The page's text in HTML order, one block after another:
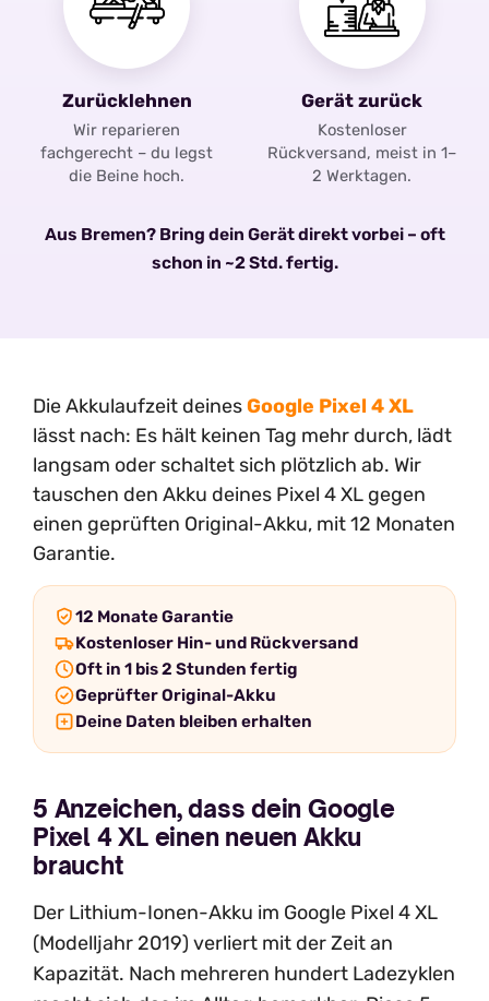
Zurücklehnen
Wir reparieren
fachgerecht – du legst
die Beine hoch.
Gerät zurück
Kostenloser
Rückversand, meist in 1–
2 Werktagen.
Aus Bremen? Bring dein Gerät direkt vorbei – oft
schon in ~2 Std. fertig.
Die Akkulaufzeit deinesGoogle Pixel 4 XL
lässt nach: Es hält keinen Tag mehr durch, lädt
langsam oder schaltet sich plötzlich ab. Wir
tauschen den Akku deines Pixel 4 XL gegen
einen geprüften Original-Akku, mit 12 Monaten
Garantie.
12 Monate Garantie
Kostenloser Hin- und Rückversand
Oft in 1 bis 2 Stunden fertig
Geprüfter Original-Akku
Deine Daten bleiben erhalten
5 Anzeichen, dass dein Google
Pixel 4 XL einen neuen Akku
braucht
Der Lithium-Ionen-Akku im Google Pixel 4 XL
(Modelljahr 2019) verliert mit der Zeit an
Kapazität. Nach mehreren hundert Ladezyklen